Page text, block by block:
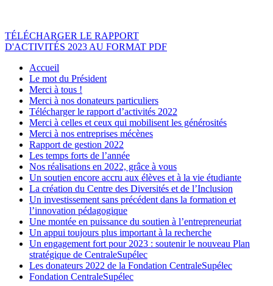
TÉLÉCHARGER LE RAPPORT
D'ACTIVITÉS 2023 AU FORMAT PDF
Accueil
Le mot du Président
Merci à tous !
Merci à nos donateurs particuliers
Télécharger le rapport d’activités 2022
Merci à celles et ceux qui mobilisent les générosités
Merci à nos entreprises mécènes
Rapport de gestion 2022
Les temps forts de l’année
Nos réalisations en 2022, grâce à vous
Un soutien encore accru aux élèves et à la vie étudiante
La création du Centre des Diversités et de l’Inclusion
Un investissement sans précédent dans la formation et
l’innovation pédagogique
Une montée en puissance du soutien à l’entrepreneuriat
Un appui toujours plus important à la recherche
Un engagement fort pour 2023 : soutenir le nouveau Plan
stratégique de CentraleSupélec
Les donateurs 2022 de la Fondation CentraleSupélec
Fondation CentraleSupélec